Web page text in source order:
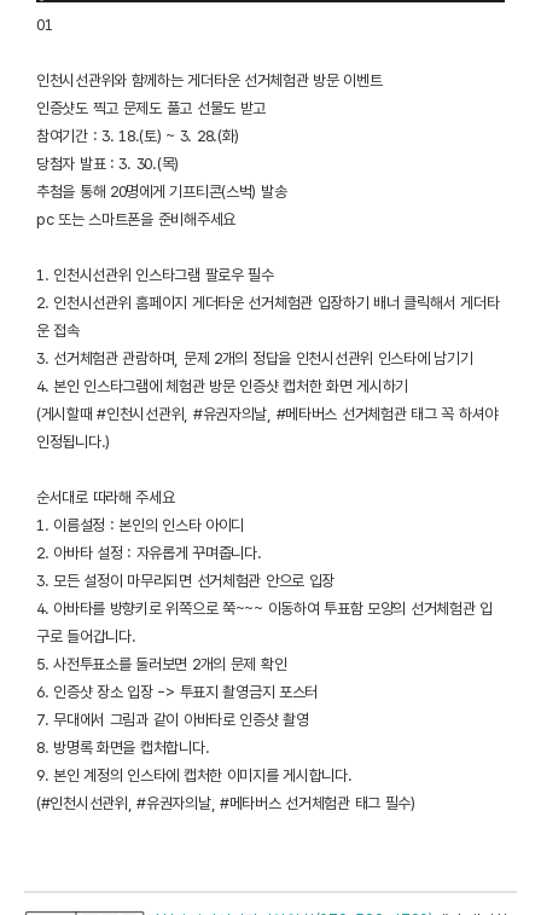
01
인천시선관위와 함께하는 게더타운 선거체험관 방문 이벤트
인증샷도 찍고 문제도 풀고 선물도 받고
참여기간 : 3. 18.(토) ~ 3. 28.(화)
당첨자 발표 : 3. 30.(목)
추첨을 통해 20명에게 기프티콘(스벅) 발송
pc 또는 스마트폰을 준비해주세요
1. 인천시선관위 인스타그램 팔로우 필수
2. 인천시선관위 홈페이지 게더타운 선거체험관 입장하기 배너 클릭해서 게더타
운 접속
3. 선거체험관 관람하며, 문제 2개의 정답을 인천시선관위 인스타에 남기기
4. 본인 인스타그램에 체험관 방문 인증샷 캡처한 화면 게시하기
(게시할때 #인천시선관위, #유권자의날, #메타버스 선거체험관 태그 꼭 하셔야
인정됩니다.)
순서대로 따라해 주세요
1. 이름설정 : 본인의 인스타 아이디
2. 아바타 설정 : 자유롭게 꾸며줍니다.
3. 모든 설정이 마무리되면 선거체험관 안으로 입장
4. 아바타를 방향키로 위쪽으로 쭉~~~ 이동하여 투표함 모양의 선거체험관 입
구로 들어갑니다.
5. 사전투표소를 둘러보면 2개의 문제 확인
6. 인증샷 장소 입장 -> 투표지 촬영금지 포스터
7. 무대에서 그림과 같이 아바타로 인증샷 촬영
8. 방명록 화면을 캡처합니다.
9. 본인 계정의 인스타에 캡처한 이미지를 게시합니다.
(#인천시선관위, #유권자의날, #메타버스 선거체험관 태그 필수)